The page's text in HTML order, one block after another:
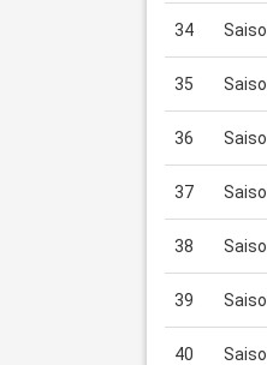
34
35
36
37
38
39
40